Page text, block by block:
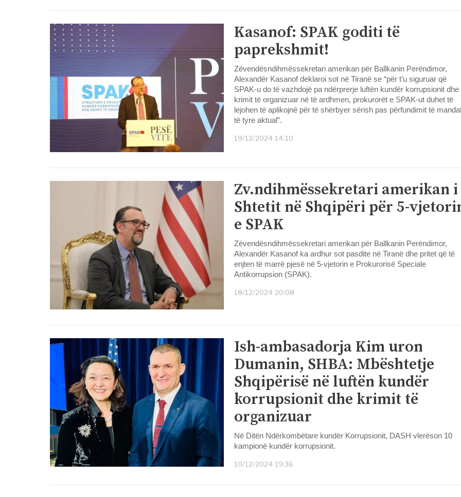
Kasanof: SPAK goditi të
paprekshmit!
Zëvendësndihmëssekretari amerikan për Ballkanin Perëndimor,
Alexandër Kasanof deklaroi sot në Tiranë se “për t’u siguruar që
SPAK-u do të vazhdojë pa ndërprerje luftën kundër korrupsionit dhe
krimit të organizuar në të ardhmen, prokurorët e SPAK-ut duhet të
lejohen të aplikojnë për të shërbyer sërish pas përfundimit të
të tyre aktual”.
19/12/2024 14:10
Zv.ndihmëssekretari amerikan i
Shtetit në Shqipëri për 5-
e SPAK
Zëvendësndihmëssekretari amerikan për Ballkanin Perëndimor,
Alexandër Kasanof ka ardhur sot pasdite në Tiranë dhe pritet që të
enjten të marrë pjesë në 5-vjetorin e Prokurorisë Speciale
Antikorrupsion (SPAK).
18/12/2024 20:08
Ish-ambasadorja Kim uron
Dumanin, SHBA: Mbështetje
Shqipërisë në luftën kundër
korrupsionit dhe krimit të
organizuar
Në Ditën Ndërkombëtare kundër Korrupsionit, DASH vlerëson 10
kampionë kundër korrupsionit.
10/12/2024 19:36